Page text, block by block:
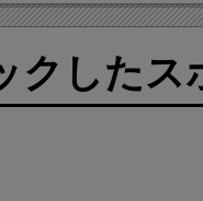
クしたス